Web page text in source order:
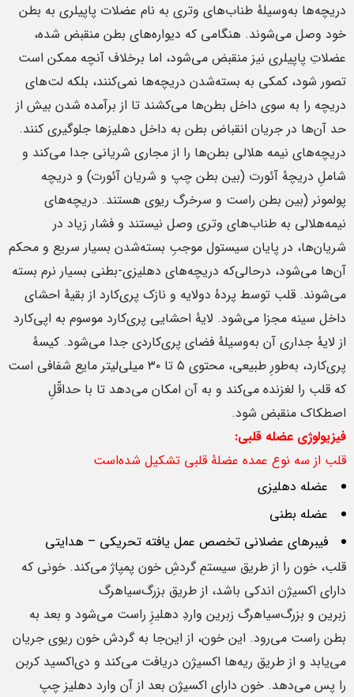
دریچه‌ها به‌وسیلهٔ طناب‌های وتری به نام عضلات پاپیلری به بطن
خود وصل می‌شوند. هنگامی که دیواره‌های بطن منقبض شده،
عضلاتِ پاپیلری نیز منقبض می‌شود، اما برخلاف آنچه ممکن است
تصور شود، کمکی به بسته‌شدن دریچه‌ها نمی‌کنند، بلکه لت‌های
دریچه را به سوی داخل بطن‌ها می‌کشند تا از برآمده شدن بیش از
حد آن‌ها در جریان انقباض بطن به داخل دهلیزها جلوگیری کنند.
دریچه‌های نیمه هلالی بطن‌ها را از مجاری شریانی جدا می‌کند و
شاملِ دریچهٔ آئورت (بین بطن چپ و شریان آئورت) و دریچه
پولمونر (بین بطن راست و سرخرگ ریوی هستند. دریچه‌های
نیمه‌هلالی به طناب‌های وتری وصل نیستند و فشار زیاد در
شریان‌ها، در پایان سیستول موجبِ بسته‌شدن بسیار سریع و محکم
آن‌ها می‌شود، درحالی‌که دریچه‌های دهلیزی-بطنی بسیار نرم بسته
می‌شوند. قلب توسط پردهٔ دولایه و نازک پری‌کارد از بقیهٔ احشای
داخل سینه مجزا می‌شود. لایهٔ احشایی پری‌کارد موسوم به اپی‌کارد
از لایهٔ جداری آن به‌وسیلهٔ فضای پری‌کاردی جدا می‌شود. کیسهٔ
پری‌کارد، به‌طورِ طبیعی، محتوی ۵ تا ۳۰ میلی‌لیتر مایع شفافی است
که قلب را لغزنده می‌کند و به آن امکان می‌دهد تا با حداقّلِ
اصطکاک منقبض شود.
فیزیولوژی عضله قلبی:
قلب از سه نوع عمده عضلهٔ قلبی تشکیل شده‌است
عضله دهلیزی
عضله بطنی
فیبرهای عضلانی تخصص عمل یافته تحریکی – هدایتی
قلب، خون را از طریق سیستمِ گردشِ خون پمپاژ می‌کند. خونی که
دارای اکسیژن اندکی باشد، از طریق بزرگ‌سیاهرگ
زبرین و بزرگ‌سیاهرگ زبرین واردِ دهلیزِ راست می‌شود و بعد به
بطن راست می‌رود. این خون، از این‌جا به گردش خون ریوی جریان
می‌یابد و از طریق ریه‌ها اکسیژن دریافت می‌کند و دی‌اکسید کربن
را پس می‌دهد. خون دارای اکسیژن بعد از آن وارد دهلیز چپ